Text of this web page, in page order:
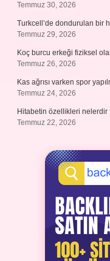
Temmuz 30, 2026
Turkcell’de dondurulan bir
Temmuz 29, 2026
Koç burcu erkeği fiziksel
Temmuz 26, 2026
Kas ağrısı varken spor
Temmuz 24, 2026
Hitabetin özellikleri nelerdir
Temmuz 22, 2026